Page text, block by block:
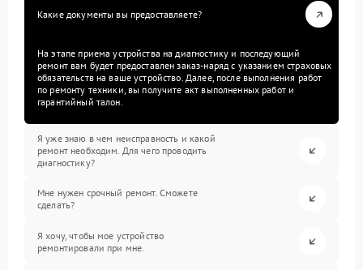
Какие документы вы предоставляете?
На этапе приема устройства на диагностику и последующий
ремонт вам будет предоставлен заказ-наряд с указанием страховых
обязательств на ваше устройство. Далее, после выполнения работ
по ремонту техники, вы получите акт выполненных работ и
гарантийный талон.
Я уже знаю в чем неисправность и какой
ремонт необходим. Для чего проводить
диагностику?
Мне нужен срочный ремонт. Сможете
сделать?
Я хочу, чтобы мое устройство
ремонтировали при мне.